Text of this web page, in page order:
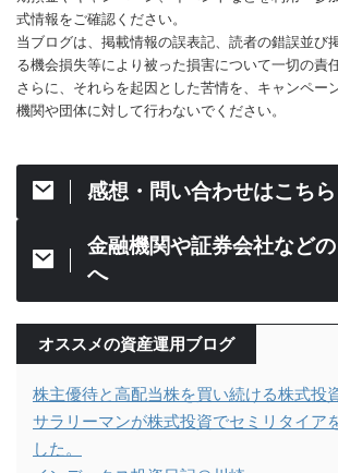
式情報をご確認ください。
当ブログは、掲載情報の誤表記、読者の錯誤並び
る機会損失等により被った損害について一切の責
さらに、それらを起因とした苦情を、キャンペー
機関や団体に対して行わないでください。
感想・問い合わせはこちら
金融機関や証券会社など
へ
オススメの資産運用ブログ
株主優待と高配当株を買い続ける株式投
サラリーマンが株式投資でセミリタイア
した。